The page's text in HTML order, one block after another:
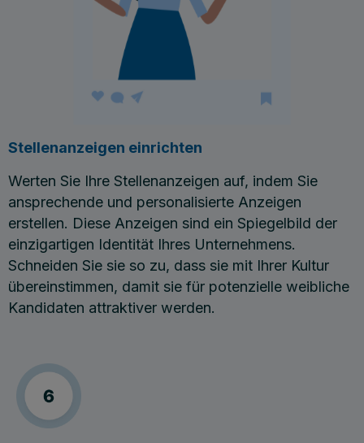
Stellenanzeigen einrichten
Werten Sie Ihre Stellenanzeigen auf, indem Sie
ansprechende und personalisierte Anzeigen
erstellen. Diese Anzeigen sind ein Spiegelbild der
einzigartigen Identität Ihres Unternehmens.
Schneiden Sie sie so zu, dass sie mit Ihrer Kultur
übereinstimmen, damit sie für potenzielle weibliche
Kandidaten attraktiver werden.